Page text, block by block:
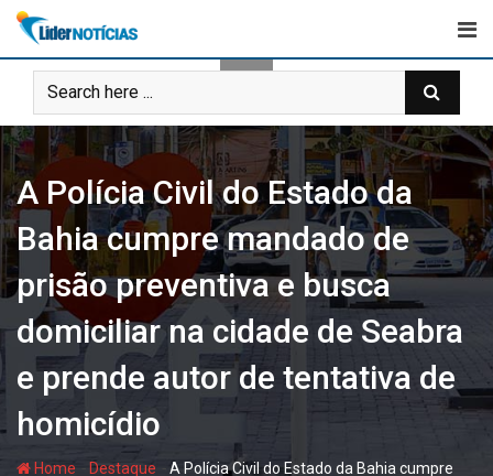
Skip
content
A Polícia Civil do Estado da
Bahia cumpre mandado de
prisão preventiva e busca
domiciliar na cidade de Seabra
e prende autor de tentativa de
homicídio
Home - Destaque -A Polícia Civil do Estado da Bahia cumpre